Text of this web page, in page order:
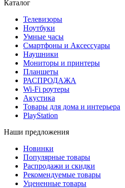
Каталог
Телевизоры
Ноутбуки
Умные часы
Смартфоны и Аксессуары
Наушники
Мониторы и принтеры
Планшеты
РАСПРОДАЖА
Wi-Fi роутеры
Акустика
Товары для дома и интерьера
PlayStation
Наши предложения
Новинки
Популярные товары
Распродажи и скидки
Рекомендуемые товары
Уцененные товары